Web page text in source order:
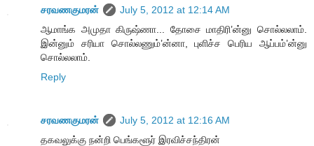
சரவணகுமரன்
July 5, 2012 at 12:14 AM
ஆமாங்க அமுதா கிருஷ்ணா... தோசை மாதிரி’ன்னு சொல்லலாம்.
இன்னும் சரியா சொல்லணும்’ன்னா, புளிச்ச பெரிய ஆப்பம்’ன்னு
சொல்லலாம்.
Reply
சரவணகுமரன்
July 5, 2012 at 12:16 AM
தகவலுக்கு நன்றி பெங்களூர் இரவிச்சந்திரன்